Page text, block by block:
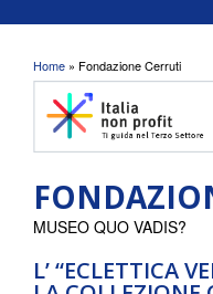
Tu sei qui
Home » Fondazione Cerruti
L’ “ECLETTICA
MUSEO QUO VADIS?